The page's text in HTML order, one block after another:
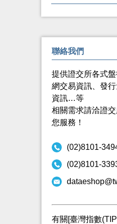
聯絡我們
提供證交所各式
網交易資訊、發
資訊…等
相關需求請洽證
您服務！
(02)8101-
(02)8101-
有關[臺灣指數